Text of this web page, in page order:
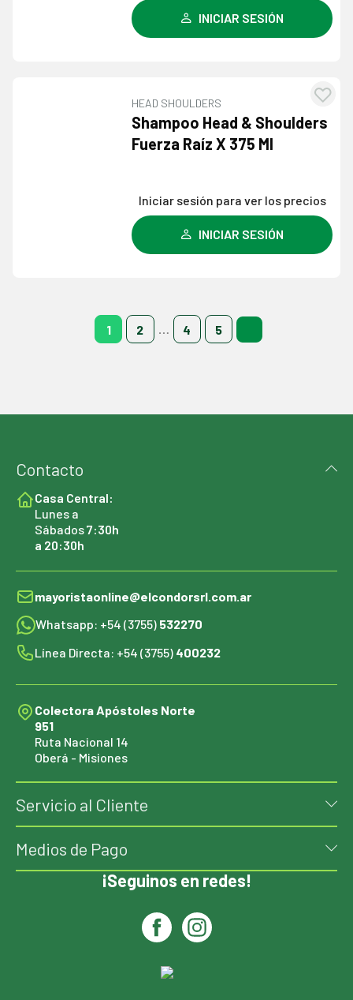
INICIAR SESIÓN
HEAD SHOULDERS
Shampoo Head & Shoulders
Fuerza Raíz X 375 Ml
Iniciar sesión para ver los precios
INICIAR SESIÓN
1 2 4 5
Contacto
Casa Central:
Lunes a
Sábados7:30h
a 20:30h
mayoristaonline@elcondorsrl.com.ar
Whatsapp: +54 (3755) 532270
Línea Directa: +54 (3755) 400232
Colectora Apóstoles Norte
951
Ruta Nacional 14
Oberá - Misiones
Servicio al Cliente
Medios de Pago
¡Seguinos en redes!